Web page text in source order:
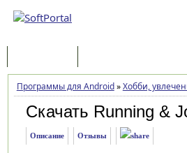
Программы для Android»Хобби,
Скачать Running &
Описание Отзывы